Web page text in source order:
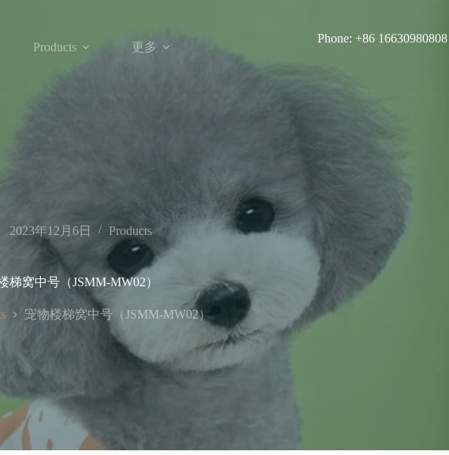
Products 更多
Phone: +86 16630980808
2023年12月6日 Products
梯窝中号（JSMM-MW02）
宠物楼梯窝中号（JSMM-MW02）